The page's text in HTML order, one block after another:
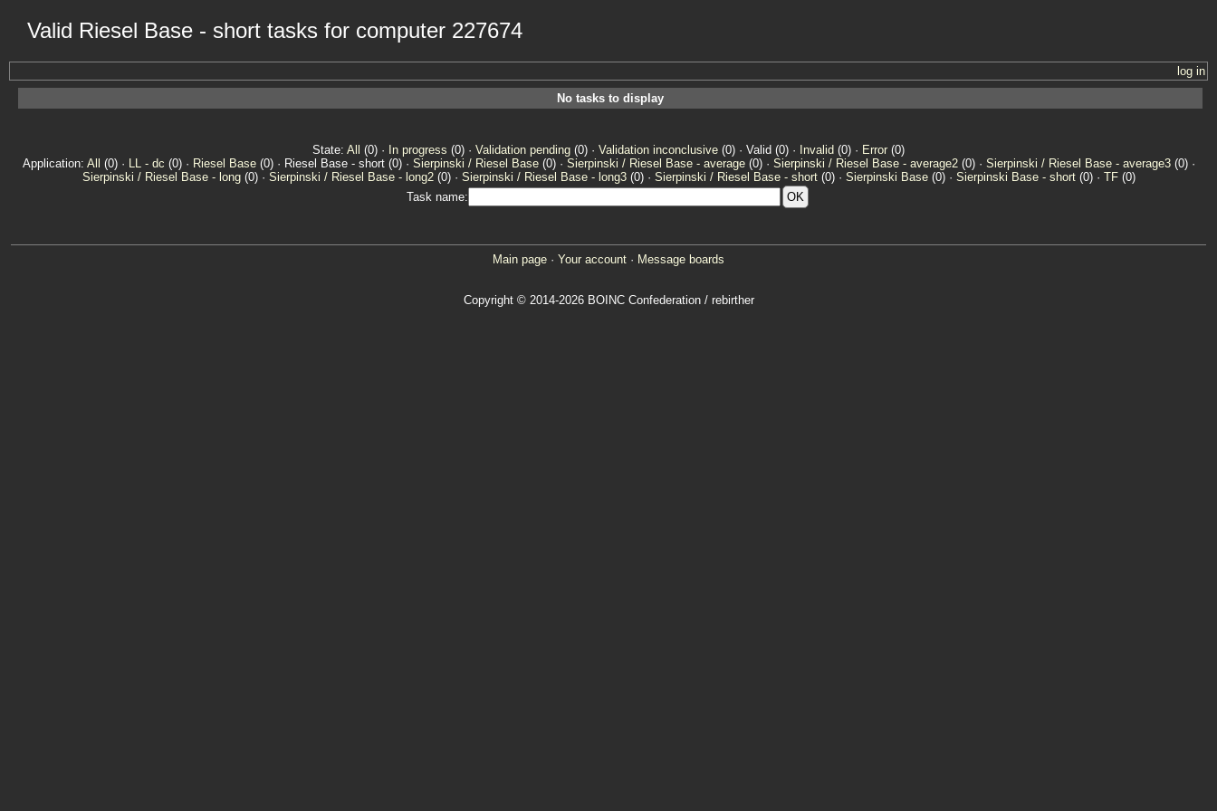
Valid Riesel Base - short tasks for computer 227674
log in
No tasks to display
State: All (0) · In progress (0) · Validation pending (0) · Validation inconclusive (0) · Valid (0) · Invalid (0) · Error (0)
Application: All (0) · LL - dc (0) · Riesel Base(0) · Riesel Base - short (0) · Sierpinski / Riesel Base(0) · Sierpinski / Riesel Base - average(0) · Sierpinski / Riesel Base - average2(0) · Sierpinski / Riesel Base - average3(0) ·
Sierpinski / Riesel Base - long(0) · Sierpinski / Riesel Base - long2(0) · Sierpinski / Riesel Base - long3(0) · Sierpinski / Riesel Base - short(0) · Sierpinski Base(0) · Sierpinski Base - short(0) · TF(0)
Task name:
Main page · Your account · Message boards
Copyright © 2014-2026 BOINC Confederation / rebirther